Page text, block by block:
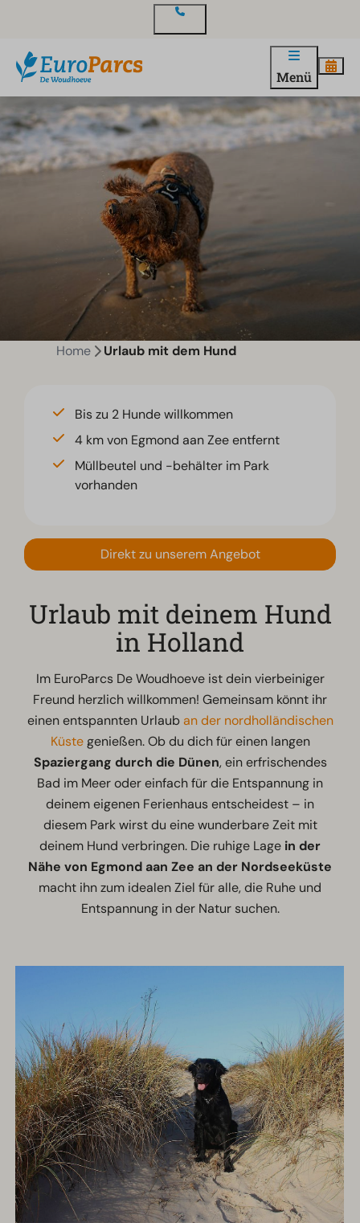
Menü
Home Urlaub mit dem Hund
Bis zu 2 Hunde willkommen
4 km von Egmond aan Zee entfernt
Müllbeutel und -behälter im Park
vorhanden
Direkt zu unserem Angebot
Urlaub mit deinem Hund
in Holland
Im EuroParcs De Woudhoeve ist dein vierbeiniger
Freund herzlich willkommen! Gemeinsam könnt ihr
einen entspannten Urlauban der nordholländischen
Küstegenießen. Ob du dich für einen langen
Spaziergang durch die Dünen, ein erfrischendes
Bad im Meer oder einfach für die Entspannung in
deinem eigenen Ferienhaus entscheidest – in
diesem Park wirst du eine wunderbare Zeit mit
deinem Hund verbringen. Die ruhige Lage in der
Nähe von Egmond aan Zee an der Nordseeküste
macht ihn zum idealen Ziel für alle, die Ruhe und
Entspannung in der Natur suchen.